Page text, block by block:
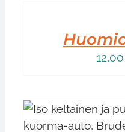
LISÄTIEDOT
12,00